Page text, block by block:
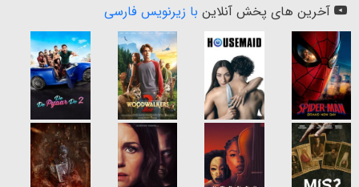
آخرین های پخش آنلاین با زیرنویس فارسی